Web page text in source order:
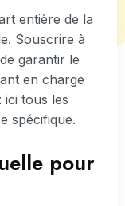
entière de la
Souscrire à
garantir le
en charge
ici tous les
spécifique.
pour